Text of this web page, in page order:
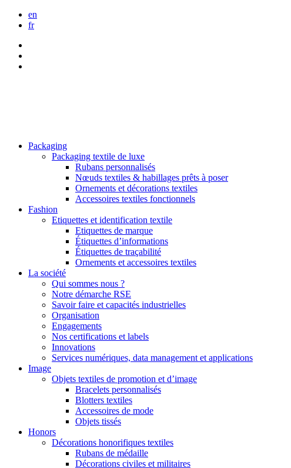
en
fr
Packaging
Packaging textile de luxe
Rubans personnalisés
Nœuds textiles & habillages prêts à poser
Ornements et décorations textiles
Accessoires textiles fonctionnels
Fashion
Etiquettes et identification textile
Etiquettes de marque
Étiquettes d’informations
Étiquettes de traçabilité
Ornements et accessoires textiles
La société
Qui sommes nous ?
Notre démarche RSE
Savoir faire et capacités industrielles
Organisation
Engagements
Nos certifications et labels
Innovations
Services numériques, data management et applications
Image
Objets textiles de promotion et d’image
Bracelets personnalisés
Blotters textiles
Accessoires de mode
Objets tissés
Honors
Décorations honorifiques textiles
Rubans de médaille
Décorations civiles et militaires